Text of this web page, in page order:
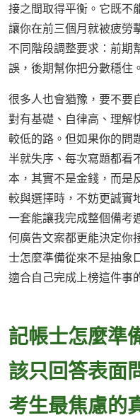
接之間取得平衡。它既不
讓你在前三個月就被疲勞
不同階段調整要求：前期
誤，後期幫你把分數穩住。
很多人也會猶豫，要不要
對有基礎、自律高、理解
較低的路。但如果你的問
半就失序、每次寫題都看
本，其實不是金錢，而是
較與選擇時，不妨更誠實
一套能讓我完成整個備考
何廣告文案都更能決定你
士怎麼準備從來不是抽象
適合自己完成上榜這件事
記帳士怎麼準
該只回答表面
考生最焦慮的